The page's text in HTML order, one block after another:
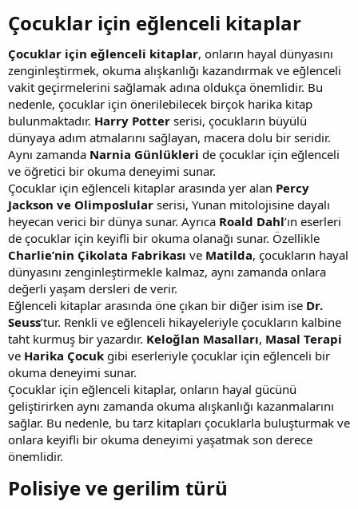
Çocuklar için eğlenceli kitaplar​
Çocuklar için eğlenceli kitaplar, onların hayal dünyasını
zenginleştirmek, okuma alışkanlığı kazandırmak ve eğlenceli
vakit geçirmelerini sağlamak adına oldukça önemlidir. Bu
nedenle, çocuklar için önerilebilecek birçok harika kitap
bulunmaktadır. Harry Potter serisi, çocukların büyülü
dünyaya adım atmalarını sağlayan, macera dolu bir seridir.
Aynı zamanda Narnia Günlükleri de çocuklar için eğlenceli
ve öğretici bir okuma deneyimi sunar.
Çocuklar için eğlenceli kitaplar arasında yer alan Percy
Jackson ve Olimposlular serisi, Yunan mitolojisine dayalı
heyecan verici bir dünya sunar. Ayrıca Roald Dahl’ın eserleri
de çocuklar için keyifli bir okuma olanağı sunar. Özellikle
Charlie’nin Çikolata Fabrikası ve Matilda, çocukların hayal
dünyasını zenginleştirmekle kalmaz, aynı zamanda onlara
değerli yaşam dersleri de verir.
Eğlenceli kitaplar arasında öne çıkan bir diğer isim ise Dr.
Seuss’tur. Renkli ve eğlenceli hikayeleriyle çocukların kalbine
taht kurmuş bir yazardır. Keloğlan Masalları, Masal Terapi
ve Harika Çocuk gibi eserleriyle çocuklar için eğlenceli bir
okuma deneyimi sunar.
Çocuklar için eğlenceli kitaplar, onların hayal gücünü
geliştirirken aynı zamanda okuma alışkanlığı kazanmalarını
sağlar. Bu nedenle, bu tarz kitapları çocuklarla buluşturmak ve
onlara keyifli bir okuma deneyimi yaşatmak son derece
önemlidir.
Polisiye ve gerilim türü​